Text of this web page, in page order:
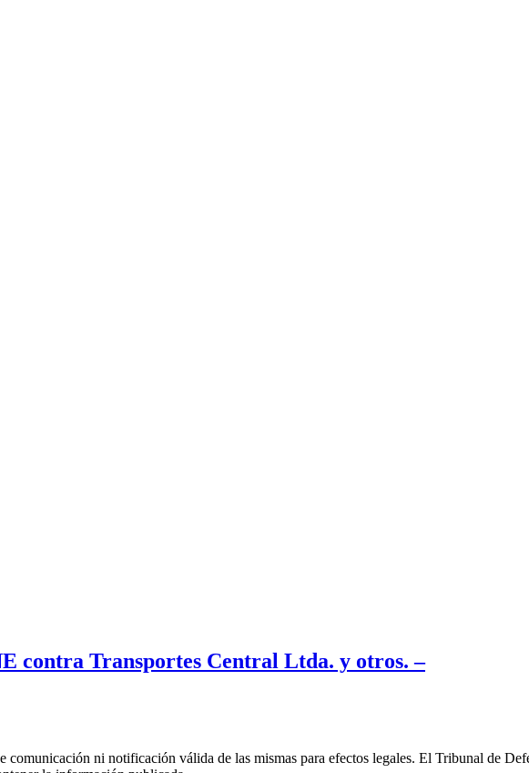
contra Transportes Central Ltda. y otros. –
ni notificación válida de las mismas para efectos legales. El Tribunal de